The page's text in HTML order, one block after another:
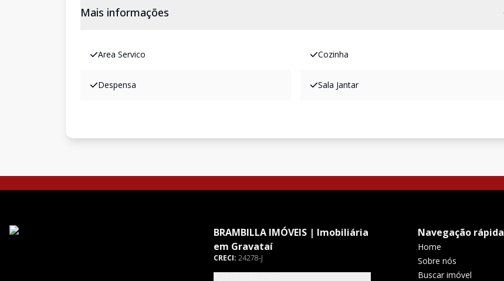
Mais informações
Area Servico Cozinha
Despensa Sala Jantar
BRAMBILLA IMÓVEIS | Imobiliária
em Gravataí
CRECI: 24278-J
Navegação rápida
Home
Sobre nós
Buscar imóvel